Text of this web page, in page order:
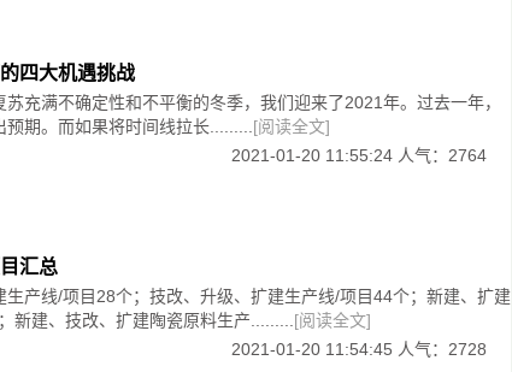
魅力，用装饰画装饰砖墙，装饰画的图案非常罕
人对复古、个性化空间的诉求。
独立的淋浴区设计，避免洗澡时地面积水问题。
四大机遇挑战
充满不确定性和不平衡的冬季，我们迎来了2021年。过去一年，
期。而如果将时间线拉长......... [阅读全文]
2021-01-20 11:55:24 人气：2764
汇总
产线/项目28个；技改、升级、扩建生产线/项目44个；新建、扩建
新建、技改、扩建陶瓷原料生产......... [阅读全文]
2021-01-20 11:54:45 人气：2728